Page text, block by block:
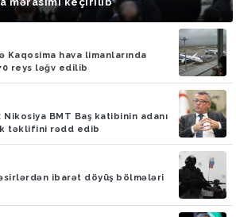
Kaqosima hava limanlarında
reys ləğv edilib
BMT Baş katibinin adanı
təklifini rədd edib
əsirlərdən ibarət döyüş bölmələri